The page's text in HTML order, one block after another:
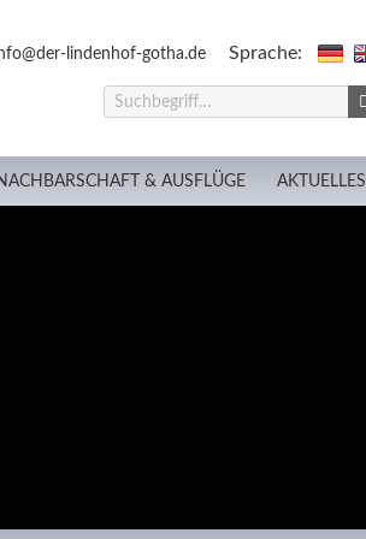
lindenhof-gotha.de Sprache:
& AUSFLÜGE AKTUELLES